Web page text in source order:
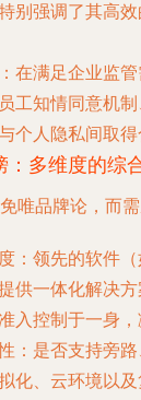
别强调了其高
：在满足企业监
工知情同意机
个人隐私间取得
：多维度的综
唯品牌论，而
：领先的软件
供一体化解决
入控制于一身
：是否支持旁
化、云环境以